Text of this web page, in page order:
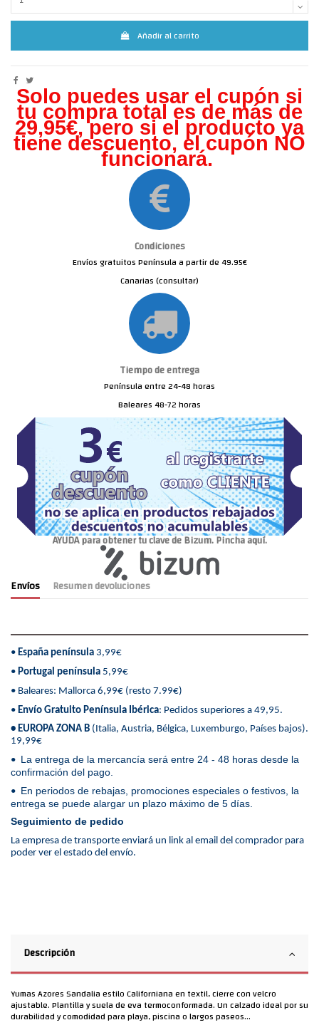
Añadir al carrito
Solo puedes usar el cupón si
tu compra total es de más de
29,95€, pero si el producto ya
tiene descuento, el cupón NO
funcionará.
Condiciones
Envíos gratuitos Península a partir de 49.95€
Canarias (consultar)
Tiempo de entrega
Península entre 24-48 horas
Baleares 48-72 horas
AYUDA para obtener tu clave de Bizum. Pincha aquí.
Envíos Resumen devoluciones
• España península 3,99€
• Portugal península 5,99€
• Baleares: Mallorca 6,99€ (resto 7.99€)
• Envío Gratuito Península Ibérica: Pedidos superiores a 49,95.
• EUROPA ZONA B (Italia, Austria, Bélgica, Luxemburgo, Países bajos).
19,99€
• La entrega de la mercancía será entre 24 - 48 horas desde la
confirmación del pago.
• En periodos de rebajas, promociones especiales o festivos, la
entrega se puede alargar un plazo máximo de 5 días.
Seguimiento de pedido
La empresa de transporte enviará un link al email del comprador para
poder ver el estado del envío.
Descripción
Yumas Azores Sandalia estilo Californiana en textil, cierre con velcro
ajustable. Plantilla y suela de eva termoconformada. Un calzado ideal por su
durabilidad y comodidad para playa, piscina o largos paseos...